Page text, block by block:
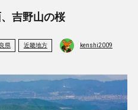
、吉野山の桜
県 近畿地方 kenshi2009